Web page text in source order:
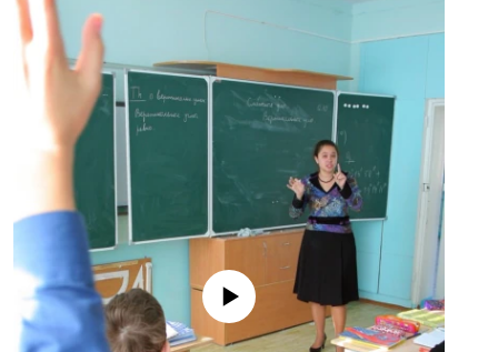
No media source currently available